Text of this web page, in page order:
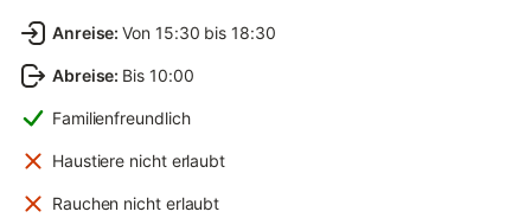
Anreise: Von 15:30 bis 18:30
Abreise: Bis 10:00
Familienfreundlich
Haustiere nicht erlaubt
Rauchen nicht erlaubt